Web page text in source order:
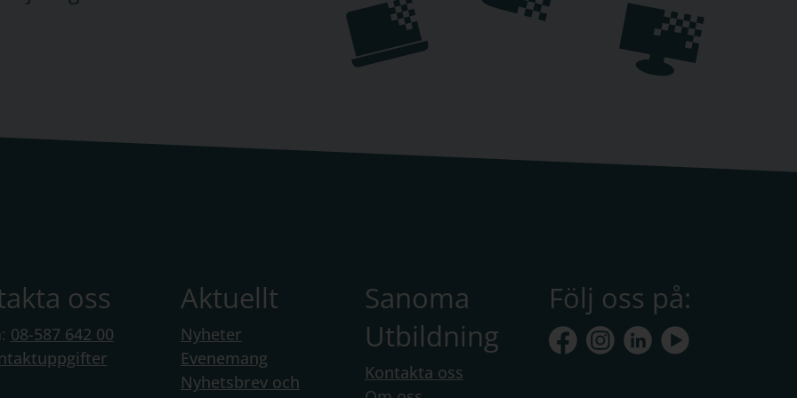
där vi erbjuder läroböcker för
för gymnasieutbildningar.
läromedel. I Kampus finns digitala läromedel i
med interaktiva övningar, onlineböcker och
Svenska Impulser 1, Ledarskap
som heldigitala läromedel, medan de flesta
oss
08-587 642 00
Aktuellt
Nyheter
Evenemang
Nyhetsbrev och
Sanoma
Utbildning
Kontakta oss
Följ oss på: